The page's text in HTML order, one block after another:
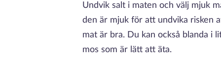
Undvik salt i maten och välj mjuk
den är mjuk för att undvika risken
mat är bra. Du kan också blanda i
mos som är lätt att äta.